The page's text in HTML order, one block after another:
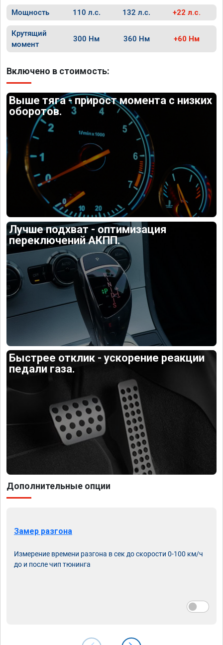
Мощность 110 л.с. 132 л.с. +22 л.с.
Крутящий
момент
300 Нм 360 Нм +60 Нм
Включено в стоимость:
Выше тяга - прирост момента с низких
оборотов.
Лучше подхват - оптимизация
переключений АКПП.
Быстрее отклик - ускорение реакции
педали газа.
Дополнительные опции
Замер разгона
Измерение времени разгона в сек до скорости 0-100 км/ч
до и после чип тюнинга